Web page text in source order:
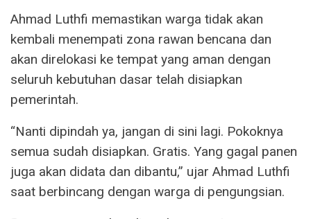
Ahmad Luthfi memastikan warga tidak akan
kembali menempati zona rawan bencana dan
akan direlokasi ke tempat yang aman dengan
seluruh kebutuhan dasar telah disiapkan
pemerintah.
“Nanti dipindah ya, jangan di sini lagi. Pokoknya
semua sudah disiapkan. Gratis. Yang gagal panen
juga akan didata dan dibantu,” ujar Ahmad Luthfi
saat berbincang dengan warga di pengungsian.